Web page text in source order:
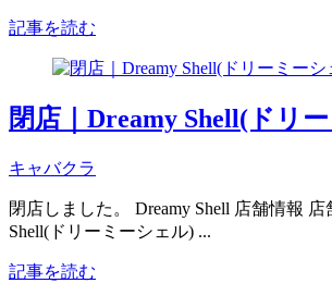
記事を読む
閉店｜Dreamy Shell(ドリ
キャバクラ
閉店しました。 Dreamy Shell 店舗情報 店
Shell(ドリーミーシェル) ...
記事を読む